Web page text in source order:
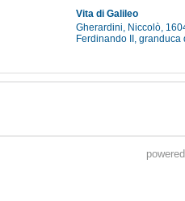
Vita di Galileo
Gherardini, Niccolò,
Ferdinando II,